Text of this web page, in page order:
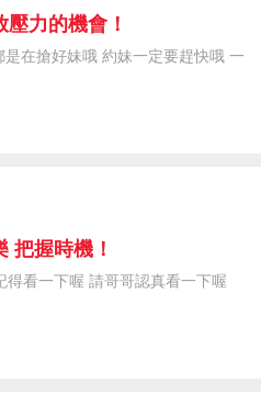
力的機會！
在搶好妹哦 約妹一定要趕快哦 一
把握時機！
看一下喔 請哥哥認真看一下喔